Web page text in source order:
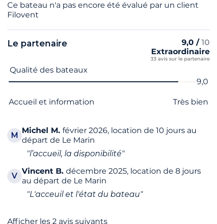
Ce bateau n'a pas encore été évalué par un client
Filovent
Le partenaire 9,0 / 10
Extraordinaire
33 avis sur le partenaire
Nom du critère Note
Qualité des bateaux
9,0
Accueil et information Très bien
M
Michel M. février 2026, location de 10 jours au
départ de Le Marin
"l’accueil, la disponibilité"
V
Vincent B. décembre 2025, location de 8 jours
au départ de Le Marin
"L'acceuil et l'état du bateau"
Afficher les 2 avis suivants